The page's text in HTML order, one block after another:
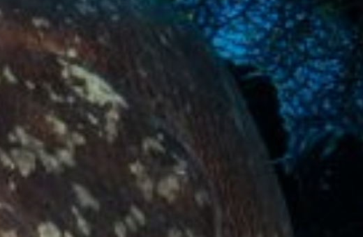
ce site. Les
l'activité du
des
par les
de
offrir une
et les choix
de
sur le